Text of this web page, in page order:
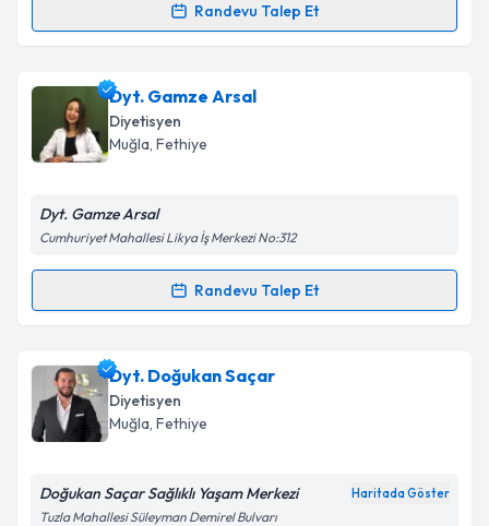
Randevu Talep Et
Randevu Takvimi Talebi
Uzm. Dyt. Afra Zeynep Kahveci
takvimi talebi oluşturun. Size bu uzmandan randevu
almanız için bir takvim hazırlandığında e-posta ile
bilgilendireceğiz.
Kişisel verilerimin işlenmesine ilişkinAydınlatma
kapsamda işlenmesini kabul ediyorum.
Takvim Talebini Gönder
Dyt. Gamze Arsal
Diyetisyen
Muğla, Fethiye
Dyt. Gamze Arsal
Cumhuriyet Mahallesi Likya İş Merkezi No:312
Randevu Talep Et
Randevu Takvimi Talebi
Dyt. Gamze Arsaliçin randevu takvimi talebi
oluşturun. Size bu uzmandan randevu almanız için bir
takvim hazırlandığında e-posta ile bilgilendireceğiz.
Dyt. Doğukan Saçar
Diyetisyen
Muğla, Fethiye
Doğukan Saçar Sağlıklı Yaşam Merkezi Haritada Göster
Tuzla Mahallesi Süleyman Demirel Bulvarı